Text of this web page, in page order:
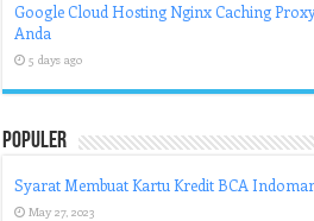
Google Cloud Hosting Nginx Caching
Anda
5 days ago
Populer
Syarat Membuat Kartu Kredit BCA
May 27, 2023